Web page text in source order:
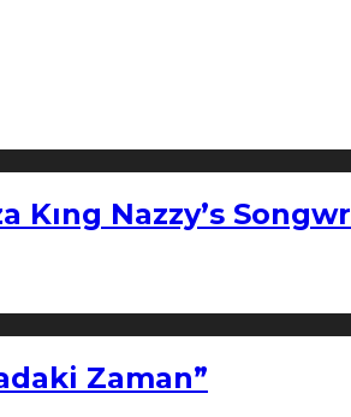
Kıng Nazzy’s
Zaman”